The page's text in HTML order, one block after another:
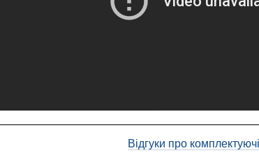
Відгуки про комплектуючі